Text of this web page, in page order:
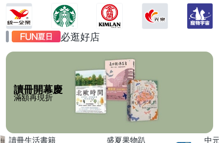
必逛好店
讀冊開幕慶
滿額再現折
讀冊生活書籍
盛夏果物趴
中